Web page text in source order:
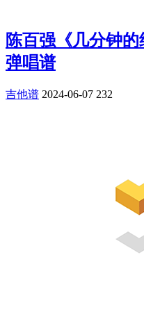
陈百强《几分钟
弹唱谱
吉他谱 2024-06-07 232